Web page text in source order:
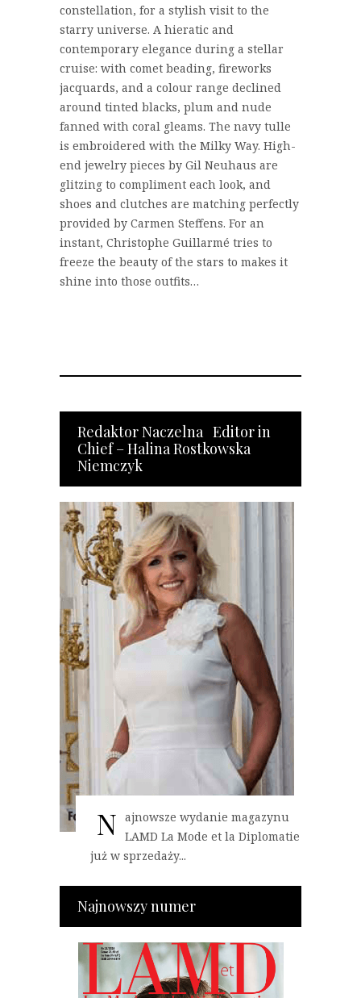
constellation, for a stylish visit to the
starry universe. A hieratic and
contemporary elegance during a stellar
cruise: with comet beading, fireworks
jacquards, and a colour range declined
around tinted blacks, plum and nude
fanned with coral gleams. The navy tulle
is embroidered with the Milky Way. High-
end jewelry pieces by Gil Neuhaus are
glitzing to compliment each look, and
shoes and clutches are matching perfectly
provided by Carmen Steffens. For an
instant, Christophe Guillarmé tries to
freeze the beauty of the stars to makes it
shine into those outfits…
Redaktor Naczelna Editor in
Chief – Halina Rostkowska
Niemczyk
N ajnowsze wydanie magazynu
LAMD La Mode et la Diplomatie
już w sprzedaży...
Najnowszy numer